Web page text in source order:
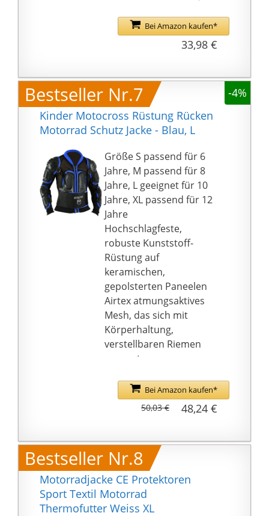
bitte die Details der
Größe in der
Produktbeschreibung,
machen !!!
Bei Amazon kaufen*
33,98 €
Bestseller Nr.7
-4%
Kinder Motocross Rüstung Rücken
Motorrad Schutz Jacke - Blau, L
Größe S passend für 6
Jahre, M passend für 8
Jahre, L geeignet für 10
Jahre, XL passend für 12
Jahre
Hochschlagfeste,
robuste Kunststoff-
Rüstung auf
keramischen,
gepolsterten Paneelen
Airtex atmungsaktives
Mesh, das sich mit
Körperhaltung,
verstellbaren Riemen
anpasst
Rüstungen, Heay
dutdodo
Für vollständige Palette
von Hosen / Jacke /
Handschuhen, in
unserem Shop amazon
sehen. Google GearX
Bei Amazon kaufen*
48,24 €
50,03 €
Bestseller Nr.8
Motorradjacke CE Protektoren
Sport Textil Motorrad
Thermofutter Weiss XL